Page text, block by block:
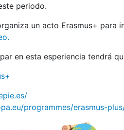
periodo.
un acto Erasmus+
en esta esperiencia tendrá
programmes/erasmus-